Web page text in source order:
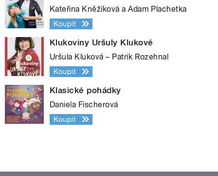
Kateřina Kněžíková a Adam Plachetka
Koupit
Klukoviny Uršuly Klukové
Uršula Kluková – Patrik Rozehnal
Koupit
Klasické pohádky
Daniela Fischerová
Koupit